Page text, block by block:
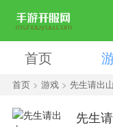
首页
首页> 游戏> 先生请出山
先生